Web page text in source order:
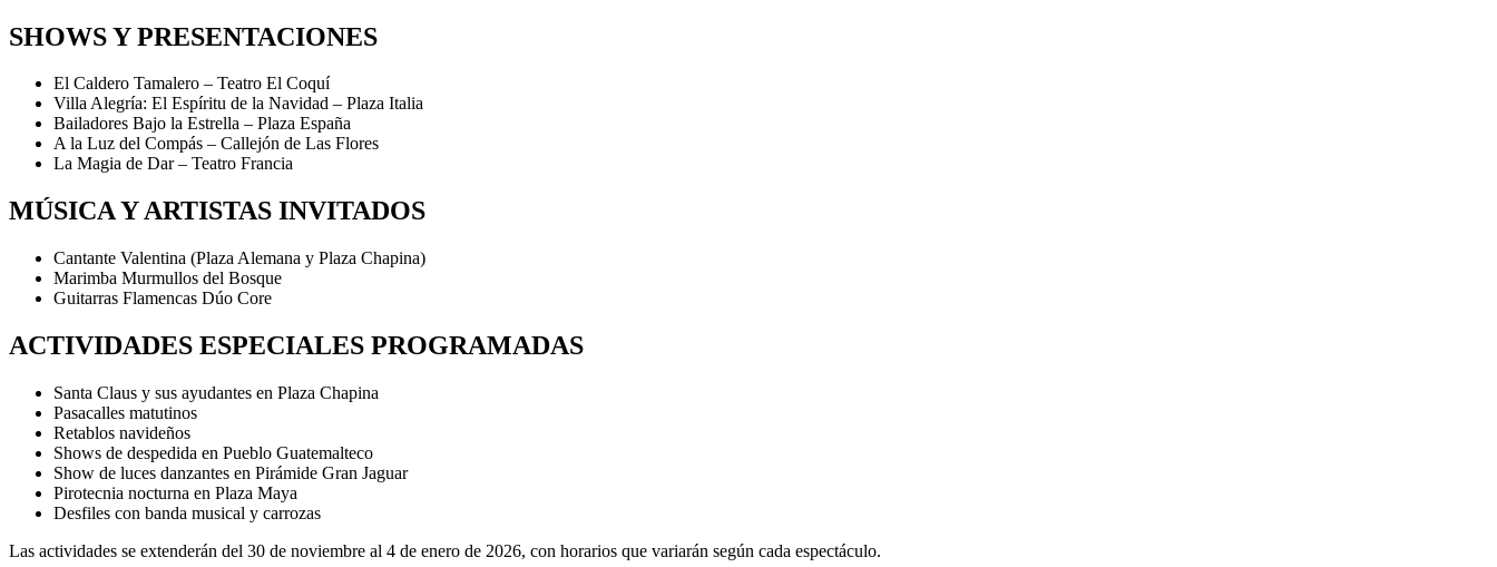
SHOWS Y PRESENTACIONES
El Caldero Tamalero – Teatro El Coquí
Villa Alegría: El Espíritu de la Navidad – Plaza Italia
Bailadores Bajo la Estrella – Plaza España
A la Luz del Compás – Callejón de Las Flores
La Magia de Dar – Teatro Francia
MÚSICA Y ARTISTAS INVITADOS
Cantante Valentina (Plaza Alemana y Plaza Chapina)
Marimba Murmullos del Bosque
Guitarras Flamencas Dúo Core
ACTIVIDADES ESPECIALES PROGRAMADAS
Santa Claus y sus ayudantes en Plaza Chapina
Pasacalles matutinos
Retablos navideños
Shows de despedida en Pueblo Guatemalteco
Show de luces danzantes en Pirámide Gran Jaguar
Pirotecnia nocturna en Plaza Maya
Desfiles con banda musical y carrozas
Las actividades se extenderán del 30 de noviembre al 4 de enero de 2026, con horarios que variarán según cada espectáculo.